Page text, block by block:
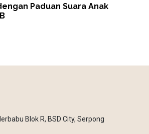
Paduan Suara Anak
Blok R, BSD City, Serpong